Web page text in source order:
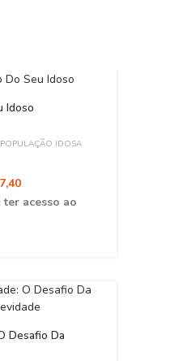
Idoso
IDOSA
acesso ao
Desafio Da